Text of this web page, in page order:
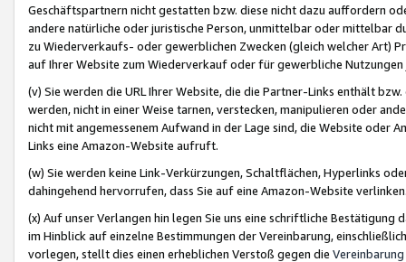
Geschäftspartnern nicht gestatten bzw. diese nicht dazu auffordern
andere natürliche oder juristische Person, unmittelbar oder mittelbar
zu Wiederverkaufs- oder gewerblichen Zwecken (gleich welcher Art)
auf Ihrer Website zum Wiederverkauf oder für gewerbliche
(v) Sie werden die URL Ihrer Website, die die Partner-Links enthält
werden, nicht in einer Weise tarnen, verstecken, manipulieren oder
nicht mit angemessenem Aufwand in der Lage sind, die Website oder
Links eine Amazon-Website aufruft.
(w) Sie werden keine Link-Verkürzungen, Schaltflächen, Hyperlinks
dahingehend hervorrufen, dass Sie auf eine Amazon-Website
(x) Auf unser Verlangen hin legen Sie uns eine schriftliche
im Hinblick auf einzelne Bestimmungen der Vereinbarung,
vorlegen, stellt dies einen erheblichen Verstoß gegen die Vereinbarung